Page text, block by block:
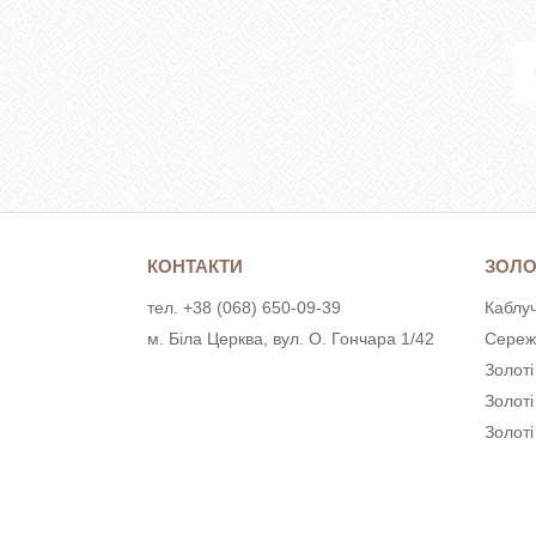
КОНТАКТИ
тел. +38 (068) 650-09-39
м. Біла Церква, вул. О. Гончара 1/42